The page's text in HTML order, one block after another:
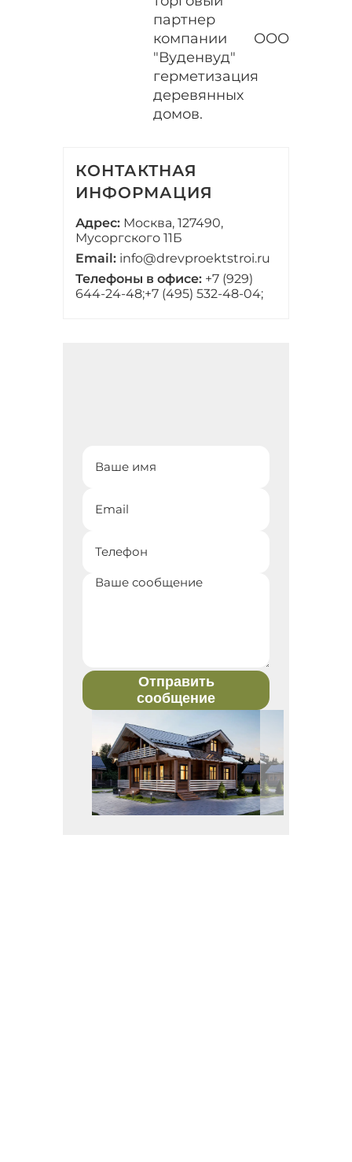
партнер
компании ООО
"Вуденвуд"
герметизация
деревянных
домов.
КОНТАКТНАЯ
ИНФОРМАЦИЯ
Адрес: Москва, 127490,
Мусоргского 11Б
Email: info@drevproektstroi.ru
Телефоны в офисе: +7 (929)
644-24-48;+7 (495) 532-48-04;
Отправить
сообщение